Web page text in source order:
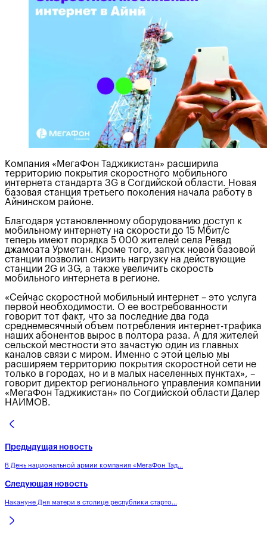
Компания «МегаФон Таджикистан» расширила
территорию покрытия скоростного мобильного
интернета стандарта 3G в Согдийской области. Новая
базовая станция третьего поколения начала работу в
Айнинском районе.
Благодаря установленному оборудованию доступ к
мобильному интернету на скорости до 15 Мбит/с
теперь имеют порядка 5 000 жителей села Ревад
джамоата Урметан. Кроме того, запуск новой базовой
станции позволил снизить нагрузку на действующие
станции 2G и 3G, а также увеличить скорость
мобильного интернета в регионе.
«Сейчас скоростной мобильный интернет – это услуга
первой необходимости. О ее востребованности
говорит тот факт, что за последние два года
среднемесячный объем потребления интернет-трафика
наших абонентов вырос в полтора раза. А для жителей
сельской местности это зачастую один из главных
каналов связи с миром. Именно с этой целью мы
расширяем территорию покрытия скоростной сети не
только в городах, но и в малых населенных пунктах», –
говорит директор регионального управления компании
«МегаФон Таджикистан» по Согдийской области Далер
НАИМОВ.
Предыдущая новость
В День национальной армии компания «МегаФон Тад...
Следующая новость
Накануне Дня матери в столице республики старто...